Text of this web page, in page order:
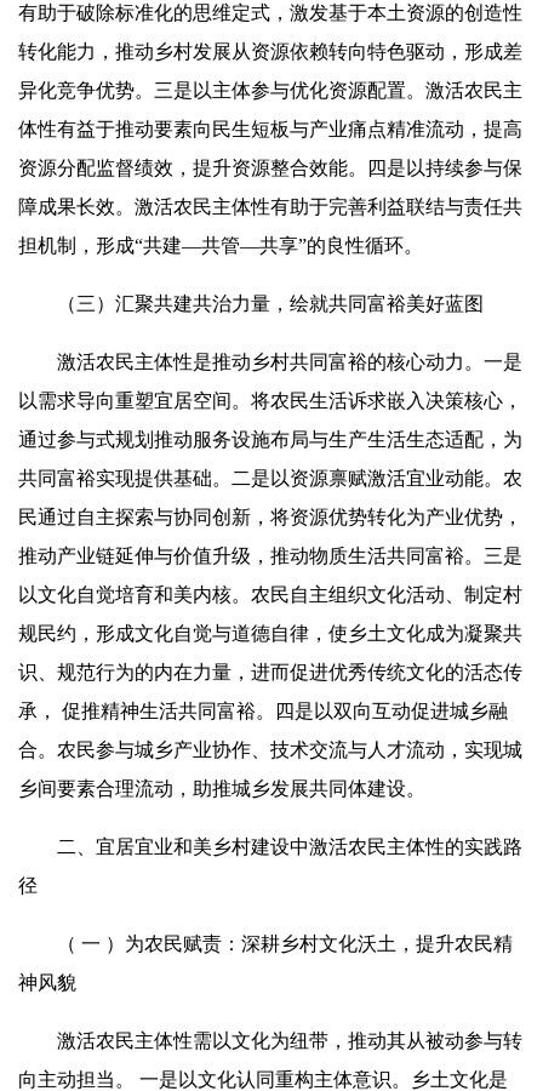
有助于破除标准化的思维定式，激发基于本土资源的创造性
转化能力，推动乡村发展从资源依赖转向特色驱动，形成差
异化竞争优势。三是以主体参与优化资源配置。激活农民主
体性有益于推动要素向民生短板与产业痛点精准流动，提高
资源分配监督绩效，提升资源整合效能。四是以持续参与保
障成果长效。激活农民主体性有助于完善利益联结与责任共
担机制，形成“共建—共管—共享”的良性循环。
（三）汇聚共建共治力量，绘就共同富裕美好蓝图
激活农民主体性是推动乡村共同富裕的核心动力。一是
以需求导向重塑宜居空间。将农民生活诉求嵌入决策核心，
通过参与式规划推动服务设施布局与生产生活生态适配，为
共同富裕实现提供基础。二是以资源禀赋激活宜业动能。农
民通过自主探索与协同创新，将资源优势转化为产业优势，
推动产业链延伸与价值升级，推动物质生活共同富裕。三是
以文化自觉培育和美内核。农民自主组织文化活动、制定村
规民约，形成文化自觉与道德自律，使乡土文化成为凝聚共
识、规范行为的内在力量，进而促进优秀传统文化的活态传
承， 促推精神生活共同富裕。四是以双向互动促进城乡融
合。农民参与城乡产业协作、技术交流与人才流动，实现城
乡间要素合理流动，助推城乡发展共同体建设。
二、宜居宜业和美乡村建设中激活农民主体性的实践路
径
（ 一 ）为农民赋责：深耕乡村文化沃土，提升农民精
神风貌
激活农民主体性需以文化为纽带，推动其从被动参与转
向主动担当。 一是以文化认同重构主体意识。乡土文化是